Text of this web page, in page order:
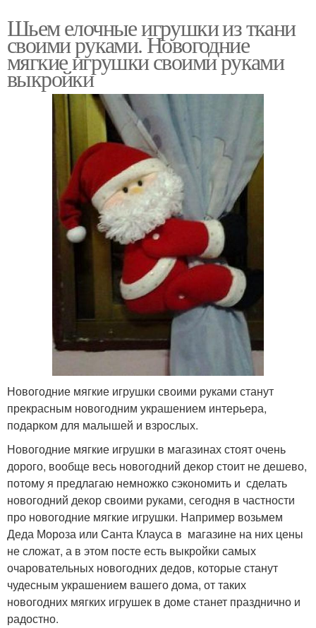
Шьем елочные игрушки из ткани
своими руками. Новогодние
мягкие игрушки своими руками
выкройки
Новогодние мягкие игрушки своими руками станут
прекрасным новогодним украшением интерьера,
подарком для малышей и взрослых.
Новогодние мягкие игрушки в магазинах стоят очень
дорого, вообще весь новогодний декор стоит не дешево,
потому я предлагаю немножко сэкономить и сделать
новогодний декор своими руками, сегодня в частности
про новогодние мягкие игрушки. Например возьмем
Деда Мороза или Санта Клауса в магазине на них цены
не сложат, а в этом посте есть выкройки самых
очаровательных новогодних дедов, которые станут
чудесным украшением вашего дома, от таких
новогодних мягких игрушек в доме станет празднично и
радостно.